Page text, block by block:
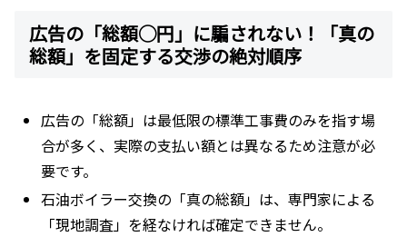
広告の「総額◯円」に騙されない！「真の
総額」を固定する交渉の絶対順序
広告の「総額」は最低限の標準工事費のみを指す場
合が多く、実際の支払い額とは異なるため注意が必
要です。
石油ボイラー交換の「真の総額」は、専門家による
「現地調査」を経なければ確定できません。